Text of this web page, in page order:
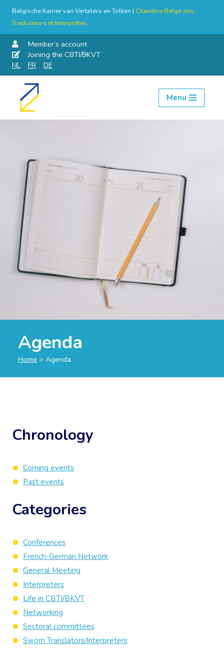
Belgische Kamer van Vertalers en Tolken | Chambre Belge des
Traducteurs et Interprètes
Member’s account
Joining the CBTI/BKVT
NL
FR DE
Skip
Menu
Agenda
Home > Agenda
Chronology
Coming events
Past events
Categories
Conferences
French-German Network
General Meeting
Interpreters
Life in CBTI/BKVT
Networking
Sectoral committees
Sworn Translators/Interpreters